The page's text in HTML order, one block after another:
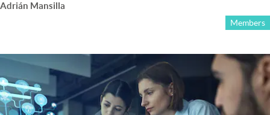
Adrián Mansilla
Members